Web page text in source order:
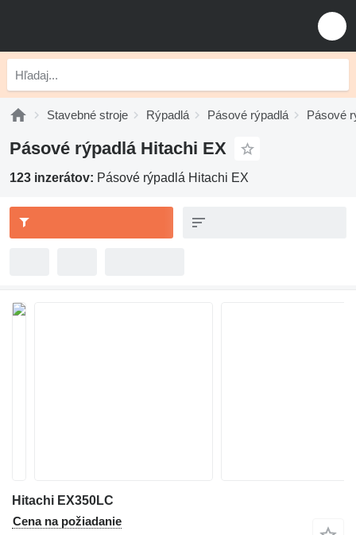
Stavebné stroje Rýpadlá Pásové rýpadlá Pásové
Pásové rýpadlá Hitachi EX
123 inzerátov: Pásové rýpadlá Hitachi EX
Hitachi EX350LC
Cena na požiadanie